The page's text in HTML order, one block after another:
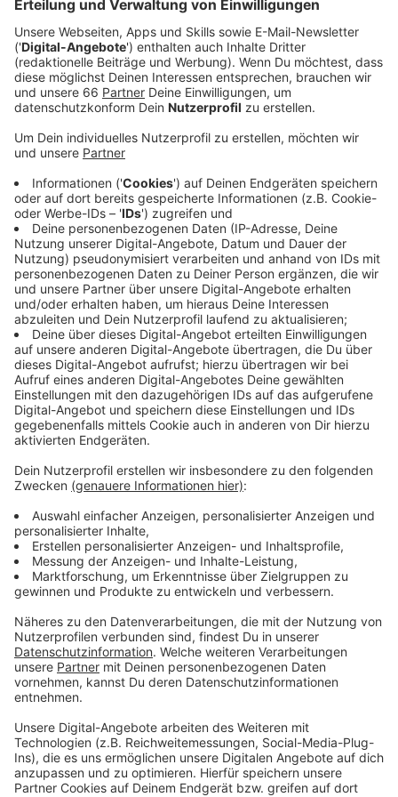
Öffnungszeiten der Bäckereien
Anzeige
Heute und morgen (19.04./20.04.25), also
Ostersonntag, haben die meisten Bäcker ganz normal
geöffnet. Es gibt einzelne Ausnahmen wie bei der
Düsseldorfer Bäckerei Hinkelsie ist morgen
geschlossen. Ostermontag haben dann fast alle
Bäckereien zu - so schreibt es das
Ladenöffnungsgesetz in NRWvor.
Anzeige
Museen und Rheinbahn
Anzeige
Die meistenMuseenhaben heute, Ostersonntag und -
montag geöffnet, unter anderem der Kunstpalast, das
NRW-Forum, das Schloss Benrath und das K20 mit der
Chagall-Ausstellung. Die Rheinbahn ist bis
Ostermontag nachts länger unterwegs.
Anzeige
Weitere Infos und Links zum Thema:
Anzeige
Sonderfahrzeiten Rheinbahn über Ostern